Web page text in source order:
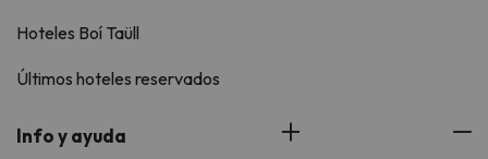
Hoteles Boí Taüll
Últimos hoteles reservados
Info y ayuda